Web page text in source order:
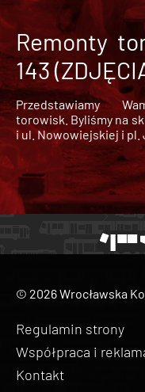
Remonty
143
Przedstawiamy
torowisk. Byliśmy na
i ul. Nowowiejskiej i pl.
© 2026 Wrocławska
Regulamin strony
Współpraca i
Kontakt